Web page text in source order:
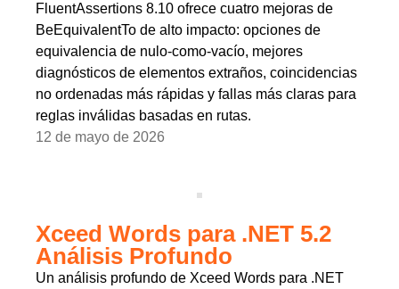
FluentAssertions 8.10 ofrece cuatro mejoras de
BeEquivalentTo de alto impacto: opciones de
equivalencia de nulo-como-vacío, mejores
diagnósticos de elementos extraños, coincidencias
no ordenadas más rápidas y fallas más claras para
reglas inválidas basadas en rutas.
12 de mayo de 2026
Xceed Words para .NET 5.2
Análisis Profundo
Un análisis profundo de Xceed Words para .NET